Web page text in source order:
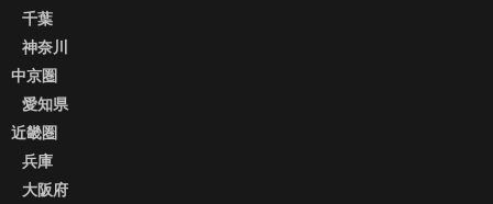
千葉
神奈川
中京圏
愛知県
近畿圏
兵庫
大阪府